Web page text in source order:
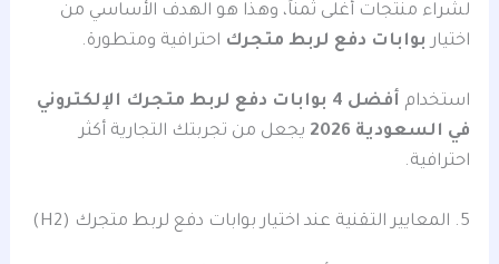
لشراء منتجات أغلى ثمناً، وهذا هو الهدف الأساسي من
اختيار بوابات دفع لربط متجرك احترافية ومتطورة.
استخدام
أفضل 4 بوابات دفع لربط متجرك الإلكتروني
في السعودية 2026
يجعل من تجربتك التجارية أكثر
احترافية.
5. المعايير التقنية عند اختيار بوابات دفع لربط متجرك (H2)